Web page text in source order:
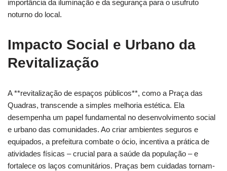
importância da iluminação e da segurança para o usufruto
noturno do local.
Impacto Social e Urbano da
Revitalização
A **revitalização de espaços públicos**, como a Praça das
Quadras, transcende a simples melhoria estética. Ela
desempenha um papel fundamental no desenvolvimento social
e urbano das comunidades. Ao criar ambientes seguros e
equipados, a prefeitura combate o ócio, incentiva a prática de
atividades físicas – crucial para a saúde da população – e
fortalece os laços comunitários. Praças bem cuidadas tornam-